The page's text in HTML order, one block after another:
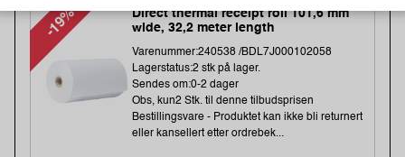
-19%
Direct thermal receipt roll 101,6 mm
wide, 32,2 meter length
Varenummer:240538 /BDL7J000102058
Lagerstatus:2 stk på lager.
Sendes om:0-2 dager
Obs, kun2 Stk. til denne tilbudsprisen
Bestillingsvare - Produktet kan ikke bli returnert
eller kansellert etter ordrebek...